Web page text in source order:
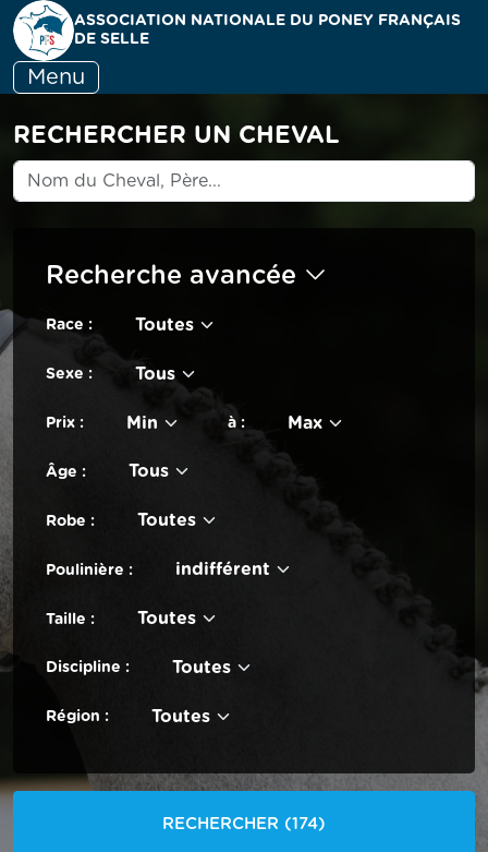
ASSOCIATION NATIONALE DU PONEY FRANÇAIS
DE SELLE
Menu
RECHERCHER UN CHEVAL
Recherche avancée
Race : Toutes
Sexe : Tous
Prix : Min à : Max
Âge : Tous
Robe : Toutes
Poulinière : indifférent
Taille : Toutes
Discipline : Toutes
Région : Toutes
RECHERCHER (174)